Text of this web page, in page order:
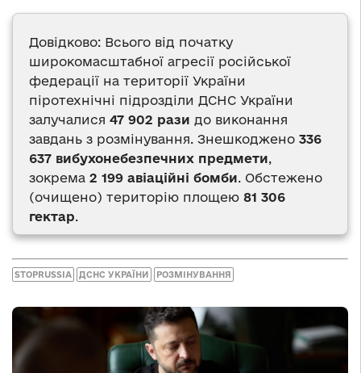
Довідково: Всього від початку
широкомасштабної агресії російської
федерації на території України
піротехнічні підрозділи ДСНС України
залучалися 47 902 рази до виконання
завдань з розмінування. Знешкоджено 336
637 вибухонебезпечних предмети,
зокрема 2 199 авіаційні бомби. Обстежено
(очищено) територію площею 81 306
гектар.
STOPRUSSIA ДСНС УКРАЇНИ РОЗМІНУВАННЯ